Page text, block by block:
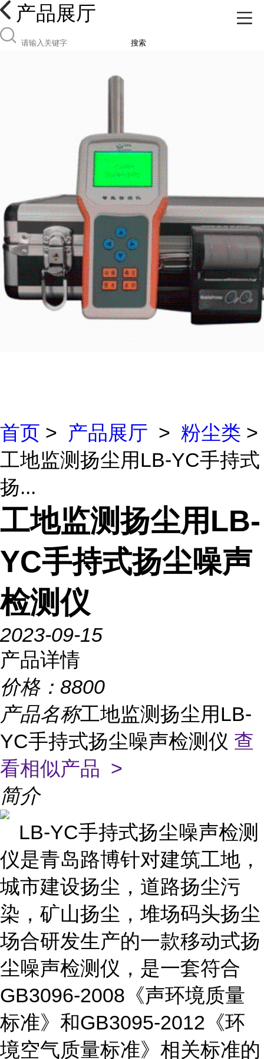
产品展厅
搜索
首页 > 产品展厅 > 粉尘类 >
工地监测扬尘用LB-YC手持式
扬...
工地监测扬尘用LB-
YC手持式扬尘噪声
检测仪
2023-09-15
产品详情
价格： 8800
产品名称工地监测扬尘用LB-
YC手持式扬尘噪声检测仪 查
看相似产品 >
简介
LB-YC手持式扬尘噪声检测
仪是青岛路博针对建筑工地，
城市建设扬尘，道路扬尘污
染，矿山扬尘，堆场码头扬尘
场合研发生产的一款移动式扬
尘噪声检测仪，是一套符合
GB3096-2008《声环境质量
标准》和GB3095-2012《环
境空气质量标准》相关标准的